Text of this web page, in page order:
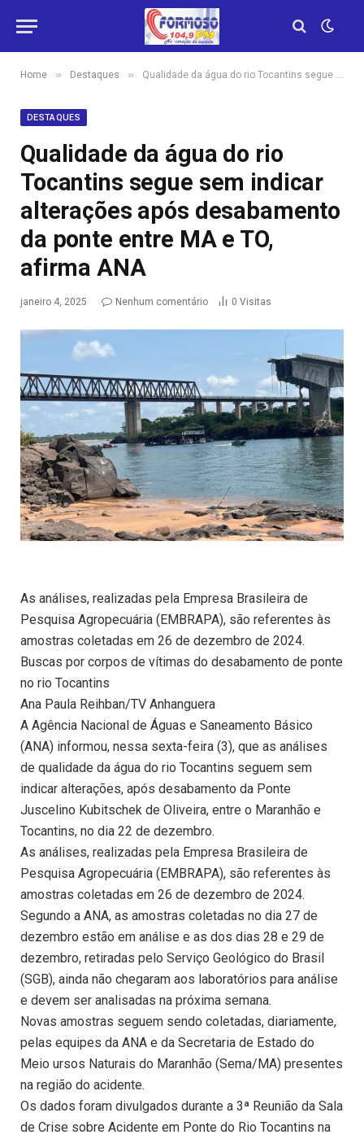
Home » Destaques » Qualidade da água do rio Tocantins segue sem indicar alterações após desabamento da ponte entre MA e TO, afirma ANA
DESTAQUES
Qualidade da água do rio
Tocantins segue sem indicar
alterações após desabamento
da ponte entre MA e TO,
afirma ANA
janeiro 4, 2025 Nenhum comentário 0 Visitas
As análises, realizadas pela Empresa Brasileira de
Pesquisa Agropecuária (EMBRAPA), são referentes às
amostras coletadas em 26 de dezembro de 2024.
Buscas por corpos de vítimas do desabamento de ponte
no rio Tocantins
Ana Paula Reihban/TV Anhanguera
A Agência Nacional de Águas e Saneamento Básico
(ANA) informou, nessa sexta-feira (3), que as análises
de qualidade da água do rio Tocantins seguem sem
indicar alterações, após desabamento da Ponte
Juscelino Kubitschek de Oliveira, entre o Maranhão e
Tocantins, no dia 22 de dezembro.
As análises, realizadas pela Empresa Brasileira de
Pesquisa Agropecuária (EMBRAPA), são referentes às
amostras coletadas em 26 de dezembro de 2024.
Segundo a ANA, as amostras coletadas no dia 27 de
dezembro estão em análise e as dos dias 28 e 29 de
dezembro, retiradas pelo Serviço Geológico do Brasil
(SGB), ainda não chegaram aos laboratórios para análise
e devem ser analisadas na próxima semana.
Novas amostras seguem sendo coletadas, diariamente,
pelas equipes da ANA e da Secretaria de Estado do
Meio ursos Naturais do Maranhão (Sema/MA) presentes
na região do acidente.
Os dados foram divulgados durante a 3ª Reunião da Sala
de Crise sobre Acidente em Ponte do Rio Tocantins na